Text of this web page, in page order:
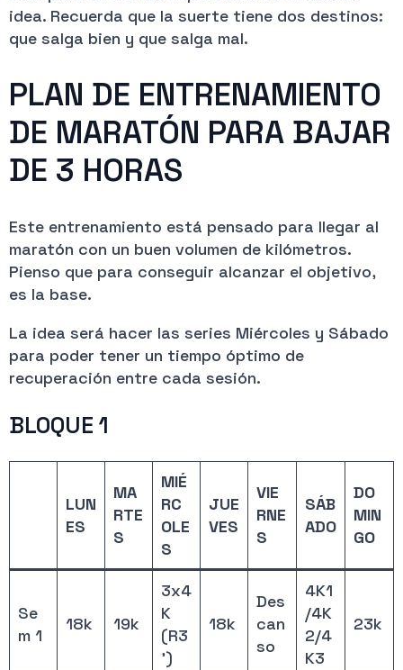
idea. Recuerda que la suerte tiene dos destinos:
que salga bien y que salga mal.
PLAN DE ENTRENAMIENTO
DE MARATÓN PARA BAJAR
DE 3 HORAS
Este entrenamiento está pensado para llegar al
maratón con un buen volumen de kilómetros.
Pienso que para conseguir alcanzar el objetivo,
es la base.
La idea será hacer las series Miércoles y Sábado
para poder tener un tiempo óptimo de
recuperación entre cada sesión.
BLOQUE 1
LUN
ES
MA
RTE
S
MIÉ
RC
OLE
S
JUE
VES
VIE
RNE
S
SÁB
ADO
DO
MIN
GO
Se
m 1
18k 19k
3x4
K
(R3
’)
18k
Des
can
so
4K1
/4K
2/4
K3
23k